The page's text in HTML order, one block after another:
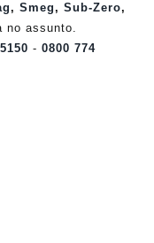
, Smeg , Sub-Zero,
no assunto.
- 0800 774